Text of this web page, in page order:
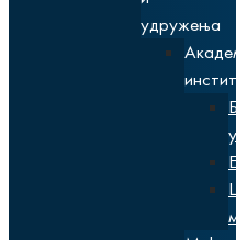
удружења